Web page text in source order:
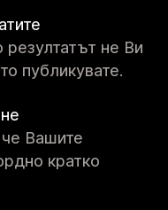
резултатът не Ви
публикувате.
че Вашите
кратко